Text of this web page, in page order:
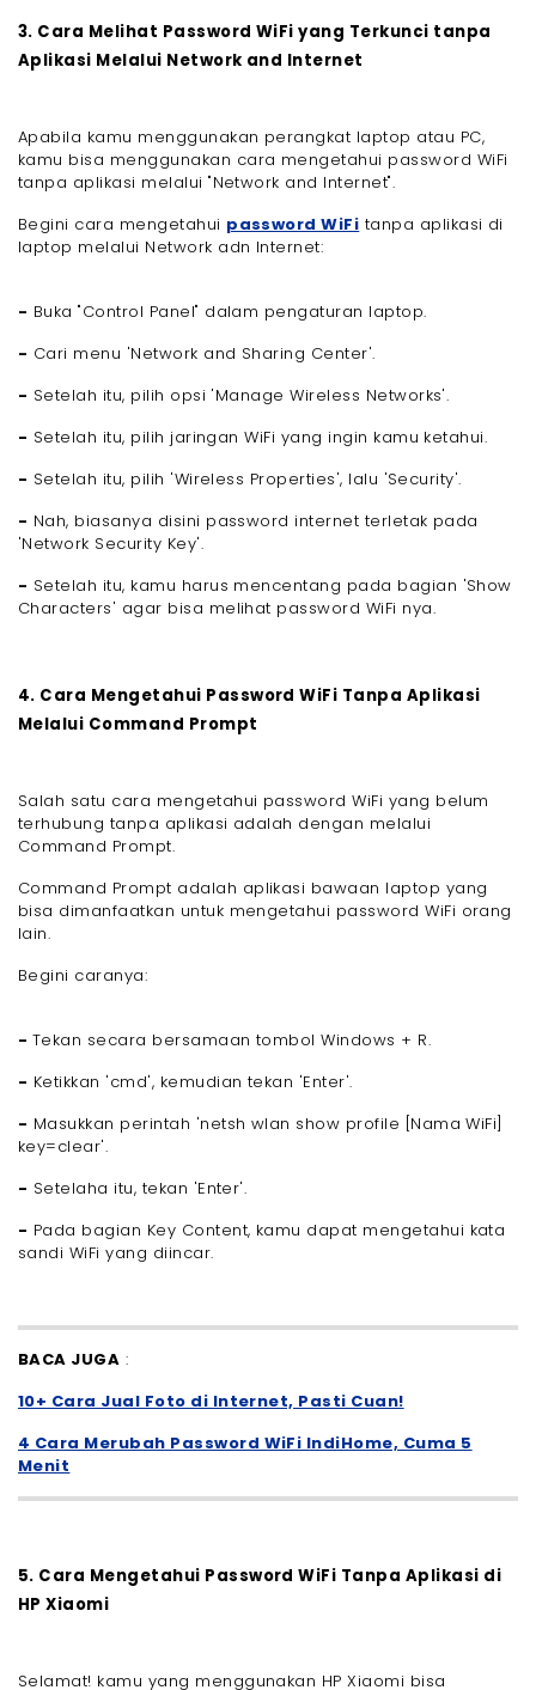
3. Cara Melihat Password WiFi yang Terkunci tanpa
Aplikasi Melalui Network and Internet
Apabila kamu menggunakan perangkat laptop atau PC,
kamu bisa menggunakan cara mengetahui password WiFi
tanpa aplikasi melalui "Network and Internet".
Begini cara mengetahui password WiFi tanpa aplikasi di
laptop melalui Network adn Internet:
- Buka "Control Panel" dalam pengaturan laptop.
- Cari menu 'Network and Sharing Center'.
- Setelah itu, pilih opsi 'Manage Wireless Networks'.
- Setelah itu, pilih jaringan WiFi yang ingin kamu ketahui.
- Setelah itu, pilih 'Wireless Properties', lalu 'Security'.
- Nah, biasanya disini password internet terletak pada
'Network Security Key'.
- Setelah itu, kamu harus mencentang pada bagian 'Show
Characters' agar bisa melihat password WiFi nya.
4. Cara Mengetahui Password WiFi Tanpa Aplikasi
Melalui Command Prompt
Salah satu cara mengetahui password WiFi yang belum
terhubung tanpa aplikasi adalah dengan melalui
Command Prompt.
Command Prompt adalah aplikasi bawaan laptop yang
bisa dimanfaatkan untuk mengetahui password WiFi orang
lain.
Begini caranya:
- Tekan secara bersamaan tombol Windows + R.
- Ketikkan 'cmd', kemudian tekan 'Enter'.
- Masukkan perintah 'netsh wlan show profile [Nama WiFi]
key=clear'.
- Setelaha itu, tekan 'Enter'.
- Pada bagian Key Content, kamu dapat mengetahui kata
sandi WiFi yang diincar.
BACA JUGA :
10+ Cara Jual Foto di Internet, Pasti Cuan!
4 Cara Merubah Password WiFi IndiHome, Cuma 5
Menit
5. Cara Mengetahui Password WiFi Tanpa Aplikasi di
HP Xiaomi
Selamat! kamu yang menggunakan HP Xiaomi bisa